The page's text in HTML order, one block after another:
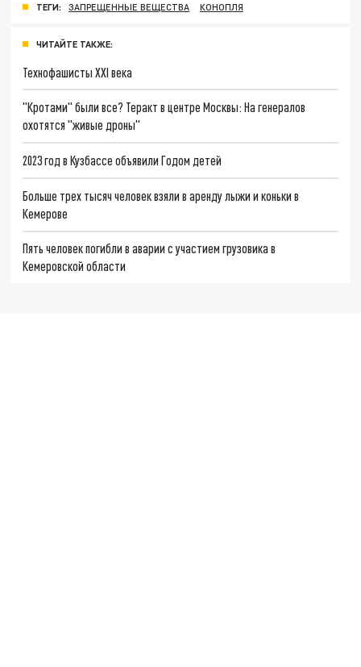
ТЕГИ: ЗАПРЕЩЕННЫЕ ВЕЩЕСТВА КОНОПЛЯ
ЧИТАЙТЕ ТАКЖЕ:
Технофашисты XXI века
"Кротами" были все? Теракт в центре Москвы: На генералов
охотятся "живые дроны"
2023 год в Кузбассе объявили Годом детей
Больше трех тысяч человек взяли в аренду лыжи и коньки в
Кемерове
Пять человек погибли в аварии с участием грузовика в
Кемеровской области